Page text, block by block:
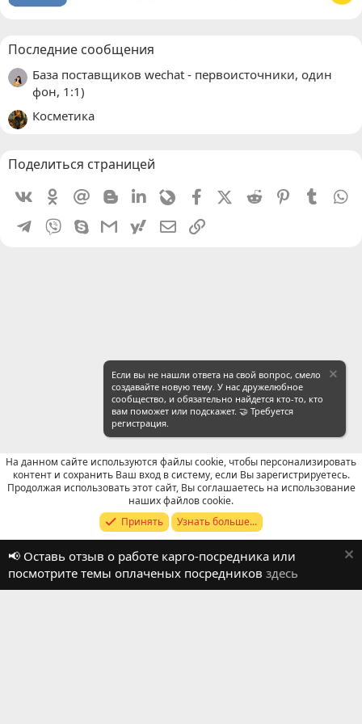
Последние сообщения
База поставщиков wechat - первоисточники, один
фон, 1:1)
Косметика
Поделиться страницей
VkontakteOdnoklassniki
Mail.ru BloggerLinkedin
LivejournalFacebookX (Twitter)
Reddit PinterestTumblr
Telegram
Viber SkypeGmailyahoomailЭлектронная почта
Отзывы о работе посредников
Russian (RU)
Обратная связь
Условия и правила
Политика конфиденциальности
Помощь
R
Если вы не нашли ответа на свой вопрос, смело
создавайте новую тему. У нас дружелюбное
сообщество, и обязательно найдется кто-то, кто
вам поможет или подскажет. 🤝 Требуется
регистрация.
На данном сайте используются файлы cookie, чтобы персонализировать
контент и сохранить Ваш вход в систему, если Вы зарегистрируетесь.
Продолжая использовать этот сайт, Вы соглашаетесь на использование
наших файлов cookie.
Принять
Узнать больше...
📢 Оставь отзыв о работе карго-посредника или
посмотрите темы оплаченых посредников здесь